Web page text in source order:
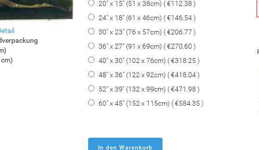
cm)
20" x 15" (51 x 38cm) ( €112.38 )
24" x 18" (61 x 46cm) ( €146.54 )
30" x 23" (76 x 57cm) ( €206.77 )
36" x 27" (91 x 69cm) ( €270.60 )
40" x 30" (102 x 76cm) ( €318.25 )
48" x 36" (122 x 92cm) ( €418.04 )
52" x 39" (132 x 99cm) ( €471.98 )
60" x 45" (152 x 115cm) ( €584.35 )